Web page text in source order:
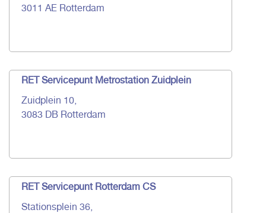
3011 AE Rotterdam
RET Servicepunt Metrostation Zuidplein
Zuidplein 10,
3083 DB Rotterdam
RET Servicepunt Rotterdam CS
Stationsplein 36,